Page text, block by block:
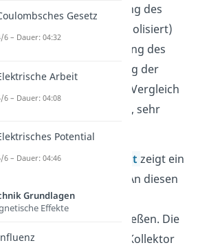
Die Dotierung des
symbolisiert)
liegt zwischen der Dotierung des
Emitters und der Dotierung der
Basis. Die p-Schicht ist, im Vergleich
zu den beiden n-Schichten, sehr
dünn.
jederHalbleiterschicht zeigt ein
Anschluss nach draußen. An diesen
kannst du
Spannungsquellen anschließen. Die
zwischen dem Kollektor
Gesetz
6 – Dauer: 04:32
Arbeit
6 – Dauer: 04:08
Potential
6 – Dauer: 04:46
Grundlagen
Effekte